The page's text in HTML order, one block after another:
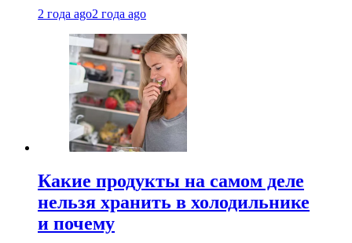
2 года ago2 года ago
Какие продукты на самом деле
нельзя хранить в холодильнике
и почему